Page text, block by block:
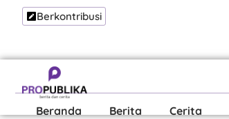
Berkontribusi
Beranda Berita Cerita